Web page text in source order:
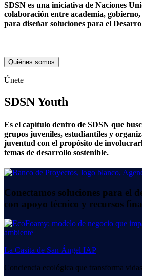
SDSN es una iniciativa de Naciones
colaboración entre academia, gobierno,
para diseñar soluciones para el
Quiénes somos
Únete
SDSN Youth
Es el capítulo dentro de SDSN que
grupos juveniles, estudiantiles y
juventud con el propósito de
temas de desarrollo sostenible.
Conectamos soluciones para el
con apoyo técnico y recursos
La Casita de San Ángel IAP
Conciencia ecológica que transforma vidas